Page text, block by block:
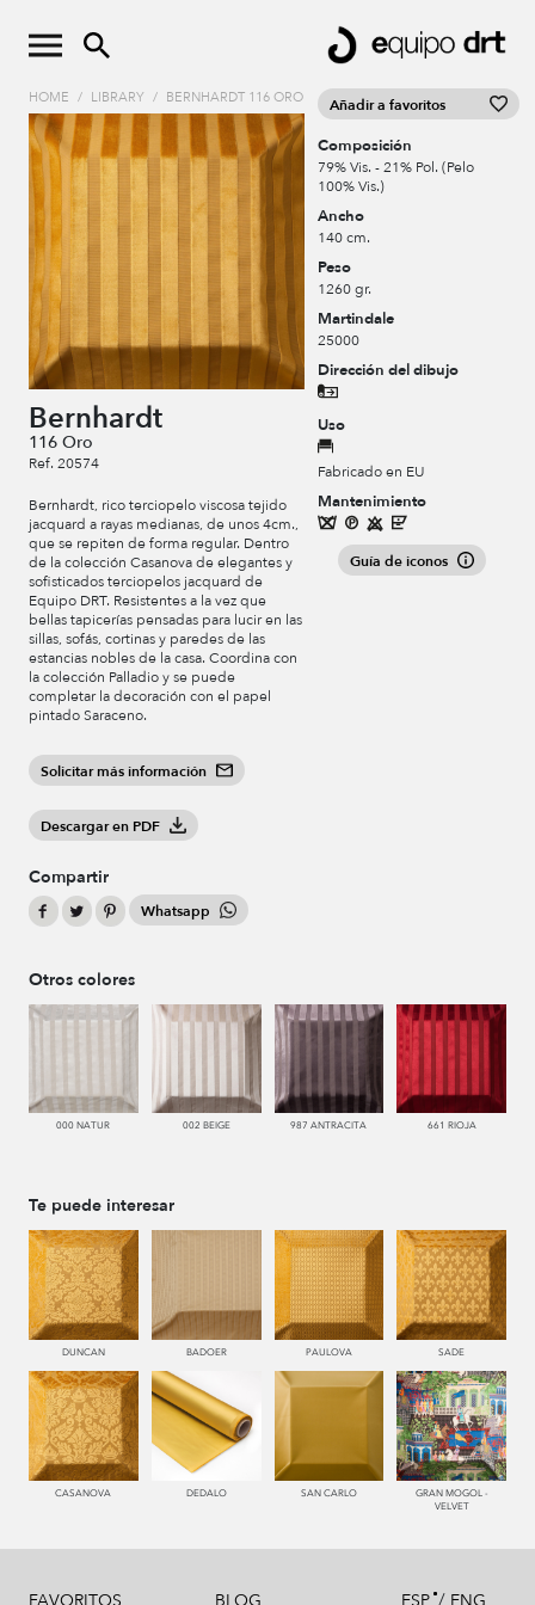
HOME / LIBRARY / BERNHARDT 116 ORO
Bernhardt
116 Oro
Ref. 20574
Bernhardt, rico terciopelo viscosa tejido
jacquard a rayas medianas, de unos 4cm.,
que se repiten de forma regular. Dentro
de la colección Casanova de elegantes y
sofisticados terciopelos jacquard de
Equipo DRT. Resistentes a la vez que
bellas tapicerías pensadas para lucir en las
sillas, sofás, cortinas y paredes de las
estancias nobles de la casa. Coordina con
la colección Palladio y se puede
completar la decoración con el papel
pintado Saraceno.
Solicitar más información
Descargar en PDF
Compartir
Whatsapp
Añadir a favoritos
Composición
79% Vis. - 21% Pol. (Pelo
100% Vis.)
Ancho
140 cm.
Peso
1260 gr.
Martindale
25000
Dirección del dibujo
Uso
Fabricado en EU
Mantenimiento
Guía de iconos
Otros colores
000 NATUR 002 BEIGE 987 ANTRACITA 661 RIOJA
Te puede interesar
DUNCAN BADOER PAULOVA SADE
CASANOVA DEDALO SAN CARLO
GRAN MOGOL -
VELVET
/